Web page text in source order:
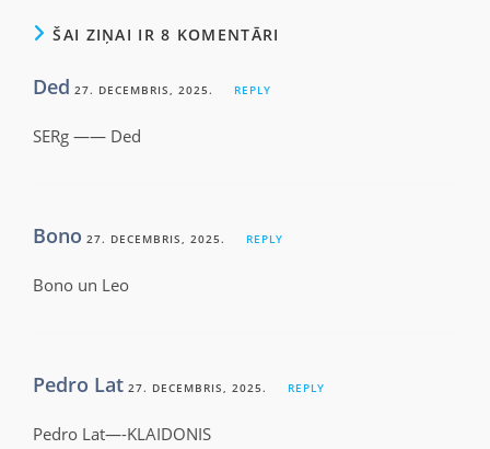
ŠAI ZIŅAI IR 8 KOMENTĀRI
Ded 27. DECEMBRIS, 2025. REPLY
SERg —— Ded
Bono 27. DECEMBRIS, 2025. REPLY
Bono un Leo
Pedro Lat 27. DECEMBRIS, 2025. REPLY
Pedro Lat—-KLAIDONIS